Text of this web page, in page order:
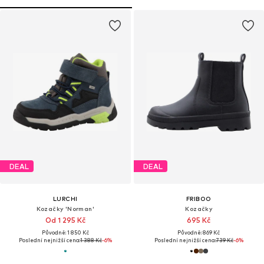
DEAL
LURCHI
Kozačky 'Norman'
Od 1 295 Kč
Původně: 1 850 Kč
Poslední nejnižší cena:1 388 Kč-6%
DEAL
FRIBOO
Kozačky
695 Kč
Původně: 869 Kč
Poslední nejnižší cena:739 Kč-6%